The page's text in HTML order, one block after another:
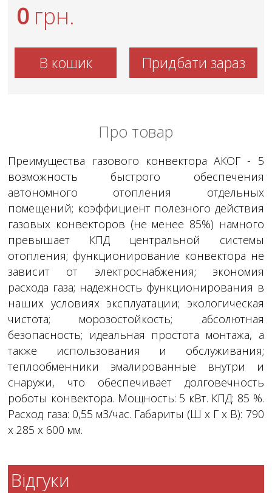
0грн.
В кошик Придбати зараз
Про товар
Преимущества газового конвектора АКОГ - 5
возможность быстрого обеспечения
автономного отопления отдельных
помещений; коэффициент полезного действия
газовых конвекторов (не менее 85%) намного
превышает КПД центральной системы
отопления; функционирование конвектора не
зависит от электроснабжения; экономия
расхода газа; надежность функционирования в
наших условиях эксплуатации; экологическая
чистота; морозостойкость; абсолютная
безопасность; идеальная простота монтажа, а
также использования и обслуживания;
теплообменники эмалированные внутри и
снаружи, что обеспечивает долговечность
роботы конвектора. Мощность: 5 кВт. КПД: 85 %.
Расход газа: 0,55 м3/час. Габариты (Ш х Г х В): 790
х 285 х 600 мм.
Відгуки